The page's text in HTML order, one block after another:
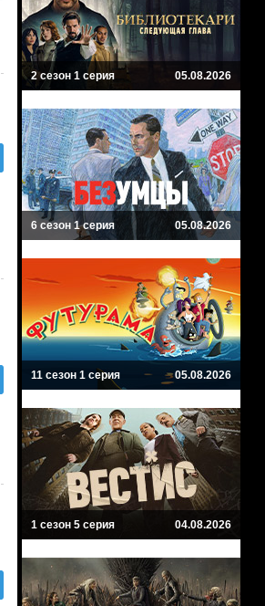
2 сезон 1 серия 05.08.2026
6 сезон 1 серия 05.08.2026
11 сезон 1 серия 05.08.2026
1 сезон 5 серия 04.08.2026